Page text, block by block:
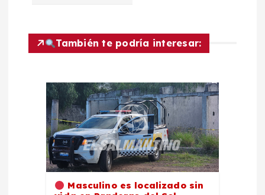
e
También te podría interesar:
Masculino es localizado sin